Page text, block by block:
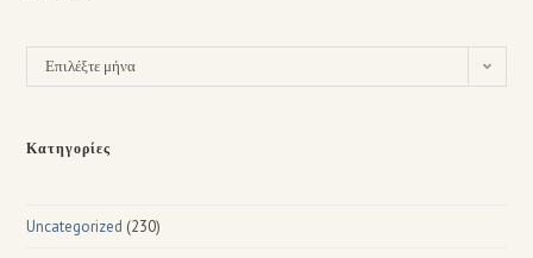
Επιλέξτε μήνα
Κατηγορίες
Uncategorized (230)